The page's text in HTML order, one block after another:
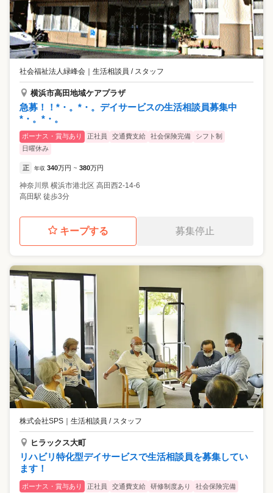
社会福祉法人緑峰会 ｜ 生活相談員 / スタッフ
横浜市高田地域ケアプラザ
急募！！*・。*・。デイサービスの生活相談員募集中
*・。*・。
ボーナス・賞与あり 正社員 交通費支給 社会保険完備
シフト制
日曜休み
正 年収 340万円 ~ 380万円
神奈川県 横浜市港北区 高田西2-14-6
高田駅 徒歩3分
キープする 募集停止
株式会社SPS 生活相談員 / スタッフ
ヒラックス大町
リハビリ特化型デイサービスで生活相談員を募集してい
ます！
ボーナス・賞与あり 正社員 交通費支給 研修制度あり
社会保険完備